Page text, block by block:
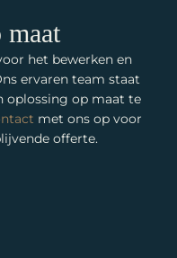
het bewerken en
ervaren team staat
oplossing op maat te
met ons op voor
offerte.